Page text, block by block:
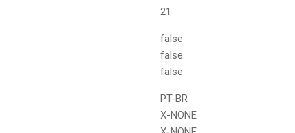
21
false
false
false
PT-BR
X-NONE